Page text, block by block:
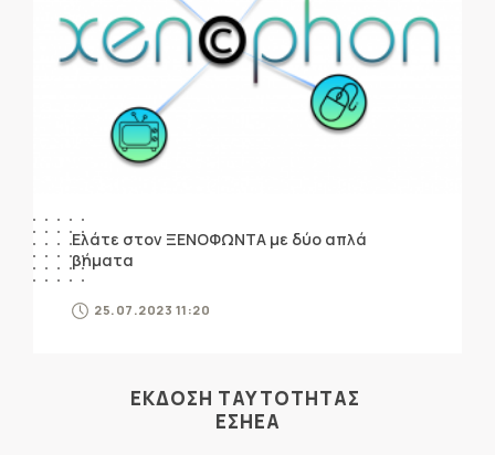
Ελάτε στον ΞΕΝΟΦΩΝΤΑ με δύο απλά
βήματα
25.07.2023 11:20
ΕΚΔΟΣΗ ΤΑΥΤΟΤΗΤΑΣ
ΕΣΗΕΑ